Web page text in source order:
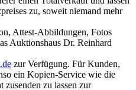
zu, soweit niemand mehr
Attest-Abbildungen, Fotos
Auktionshaus Dr. Reinhard
zur Verfügung. Für Kunden,
ein Kopien-Service wie die
zu lassen zur